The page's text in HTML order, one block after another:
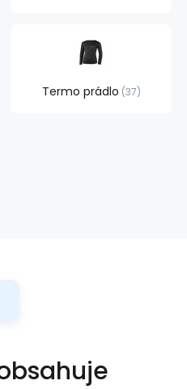
Termo prádlo 37